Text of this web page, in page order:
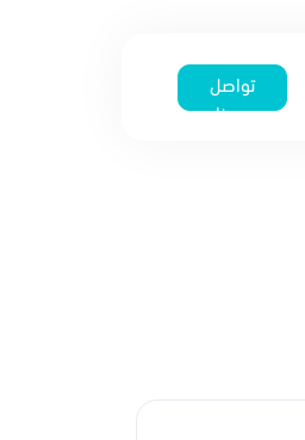
تواصل
معنا